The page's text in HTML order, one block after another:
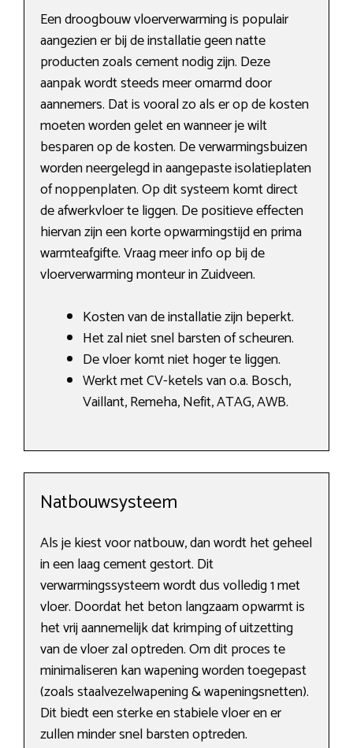
Een droogbouw vloerverwarming is populair
aangezien er bij de installatie geen natte
producten zoals cement nodig zijn. Deze
aanpak wordt steeds meer omarmd door
aannemers. Dat is vooral zo als er op de kosten
moeten worden gelet en wanneer je wilt
besparen op de kosten. De verwarmingsbuizen
worden neergelegd in aangepaste isolatieplaten
of noppenplaten. Op dit systeem komt direct
de afwerkvloer te liggen. De positieve effecten
hiervan zijn een korte opwarmingstijd en prima
warmteafgifte. Vraag meer info op bij de
vloerverwarming monteur in Zuidveen.
Kosten van de installatie zijn beperkt.
Het zal niet snel barsten of scheuren.
De vloer komt niet hoger te liggen.
Werkt met CV-ketels van o.a. Bosch,
Vaillant, Remeha, Nefit, ATAG, AWB.
Natbouwsysteem
Als je kiest voor natbouw, dan wordt het geheel
in een laag cement gestort. Dit
verwarmingssysteem wordt dus volledig 1 met
vloer. Doordat het beton langzaam opwarmt is
het vrij aannemelijk dat krimping of uitzetting
van de vloer zal optreden. Om dit proces te
minimaliseren kan wapening worden toegepast
(zoals staalvezelwapening & wapeningsnetten).
Dit biedt een sterke en stabiele vloer en er
zullen minder snel barsten optreden.